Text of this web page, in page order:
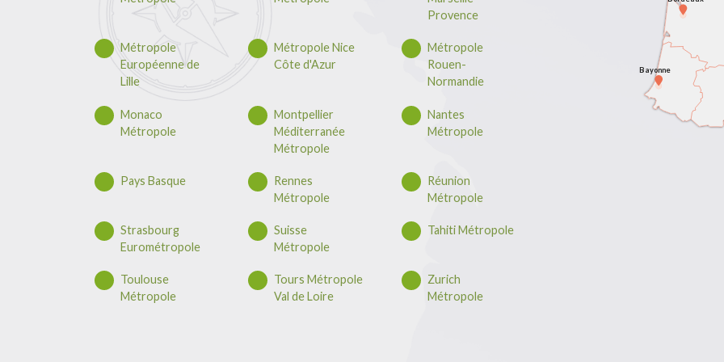
Provence
Métropole
Européenne de
Lille
Métropole Nice
Côte d'Azur
Métropole
Rouen-
Normandie
Monaco
Métropole
Montpellier
Méditerranée
Métropole
Nantes
Métropole
Pays Basque
Rennes
Métropole
Réunion
Métropole
Strasbourg
Eurométropole
Suisse
Métropole
Tahiti Métropole
Toulouse
Métropole
Tours Métropole
Val de Loire
Zurich
Métropole
Bayonne